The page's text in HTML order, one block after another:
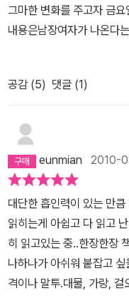
내버리면 늦게 쓰고 있던
보였다. 더불어 자신의 그
랑 같이 밥을 먹던 내 짝꿍
나는 속도를 맞추느라 일부
젓가락 내려놓으면 천천히
서. 그런데 이 친구가 내가
그만 먹겠다고 일어나는
데, 후다닥 먹어치우느라
만 왠지 울컥!드라마에서
험에 처한 윤희 낭자를 도
를 제압했던 아주 멋진 장
작했을 것이다. 그런데 그
었다. 오옷, 캐릭터가 차별
나!윤희를 제외한 다른 캐
자마자 규장각을 설치한다
대교 1명, 검서관 4명 총
성적(갑, 을)으로 통과한
받던 곳이다.소설은 그들이
은 고려의 국립대학인 국
에 성균관이라 개명했다.
공들도 성균관의 유생으로
면서 국가로부터 식사와
조선의 과거장 분위기를
선점하기 위해 달려가는
글을 대신 지어주는 거벽
수 중 하나이고 거벽을 한
그마한 변화를 주고자 금
내용은남장여자가 나온다
로 한시대극 로맨스소설
족의 생계때문에 여인의 신
빵한 가문의 도령이지만
로 불리는 걸오 문재신, 여
나 재미있어서 밤을 새가면
날까봐 성조 앞에서는 항상
지 않아서 여러 사고들을
도 모르게 김윤희를 마음
재신이 김윤희의 정체를
로맨스소설이지만 잘금 4
되었다.성균관 유생들의
공감 (5) 댓글 (1)
eunmian 2010-
대단한 흡인력이 있는 만
읽히는게 아쉽고 다 읽고
히 읽고있는 중..한장한장
나하나가 아쉬워 붙잡고
격이나 말투.대물, 가랑,